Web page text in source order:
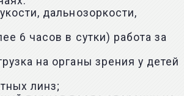
дальнозоркости,
6 часов в сутки) работа за
на органы зрения у детей
линз;